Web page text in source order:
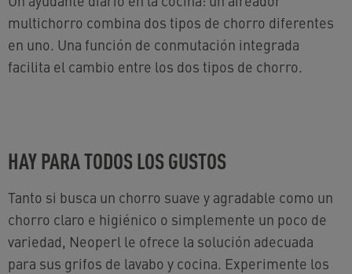
multichorro combina dos tipos de chorro diferentes
en uno. Una función de conmutación integrada
facilita el cambio entre los dos tipos de chorro.
HAY PARA TODOS LOS GUSTOS
Tanto si busca un chorro suave y agradable como un
chorro claro e higiénico o simplemente un poco de
variedad, Neoperl le ofrece la solución adecuada
para sus grifos de lavabo y cocina. Experimente los